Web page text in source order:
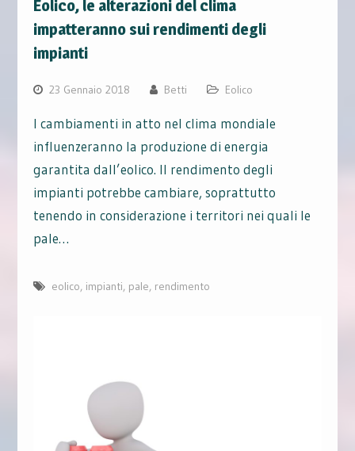
Eolico, le alterazioni del clima
impatteranno sui rendimenti degli
impianti
23 Gennaio 2018 Betti Eolico
I cambiamenti in atto nel clima mondiale
influenzeranno la produzione di energia
garantita dall’eolico. Il rendimento degli
impianti potrebbe cambiare, soprattutto
tenendo in considerazione i territori nei quali le
pale…
eolico, impianti, pale, rendimento